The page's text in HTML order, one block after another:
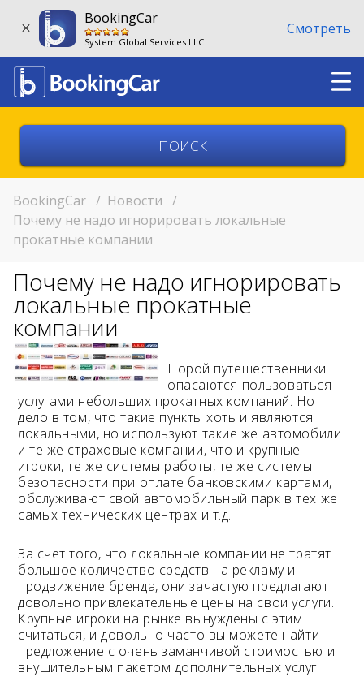
BookingCar
System Global Services LLC
Смотреть
Выберите город
Выберите место
Возврат в другом месте?
11:00
Возраст 25-70 лет?
Купон/промо
BookingCar / Новости /
Почему не надо игнорировать локальные
прокатные компании
Почему не надо игнорировать
локальные прокатные
компании
Порой путешественники
опасаются пользоваться
услугами небольших прокатных компаний. Но
дело в том, что такие пункты хоть и являются
локальными, но используют такие же автомобили
и те же страховые компании, что и крупные
игроки, те же системы работы, те же системы
безопасности при оплате банковскими картами,
обслуживают свой автомобильный парк в тех же
самых технических центрах и т.д.
За счет того, что локальные компании не тратят
большое количество средств на рекламу и
продвижение бренда, они зачастую предлагают
довольно привлекательные цены на свои услуги.
Крупные игроки на рынке вынуждены с этим
считаться, и довольно часто вы можете найти
предложение с очень заманчивой стоимостью и
внушительным пакетом дополнительных услуг.